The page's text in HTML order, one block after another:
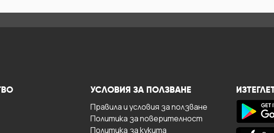
УСЛОВИЯ ЗА ПОЛЗВАНЕ
Правила и условия за ползване
Политика за поверителност
Политика за кукита